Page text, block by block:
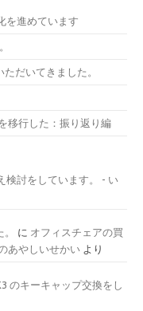
を進めています
だいてきました。
移行した：振り返り編
検討をしています。 - い
に オフィスチェアの買
あやしいせかい より
のキーキャップ交換をし